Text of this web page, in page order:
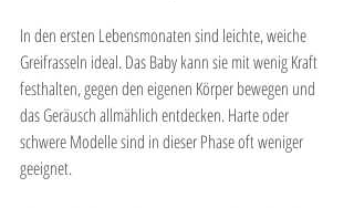
In den ersten Lebensmonaten sind leichte, weiche
Greifrasseln ideal. Das Baby kann sie mit wenig Kraft
festhalten, gegen den eigenen Körper bewegen und
das Geräusch allmählich entdecken. Harte oder
schwere Modelle sind in dieser Phase oft weniger
geeignet.